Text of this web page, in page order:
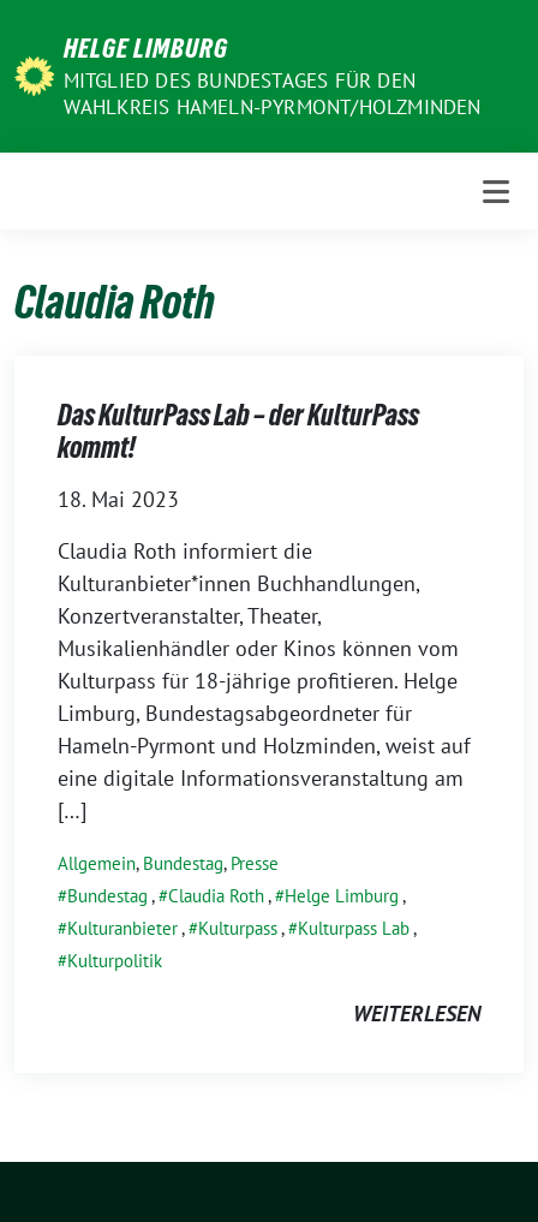
Inhalt
HELGE LIMBURG
MITGLIED DES BUNDESTAGES FÜR DEN
WAHLKREIS HAMELN-PYRMONT/HOLZMINDEN
Claudia Roth
Das KulturPass Lab – der KulturPass
kommt!
18. Mai 2023
Claudia Roth informiert die
Kulturanbieter*innen Buchhandlungen,
Konzertveranstalter, Theater,
Musikalienhändler oder Kinos können vom
Kulturpass für 18-jährige profitieren. Helge
Limburg, Bundestagsabgeordneter für
Hameln-Pyrmont und Holzminden, weist auf
eine digitale Informationsveranstaltung am
[…]
Allgemein, Bundestag, Presse
Bundestag , Claudia Roth, Helge Limburg ,
Kulturanbieter, Kulturpass, Kulturpass Lab,
Kulturpolitik
WEITERLESEN